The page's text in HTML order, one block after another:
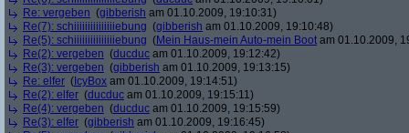
Re: vergeben (gibberish am 01.10.2009, 19:10:31)
Re(7): schiiiiiiiiiiiiiiiebung (gibberish am 01.10.2009, 19:10:48)
Re(5): schiiiiiiiiiiiiiiiebung (Mein Haus-mein Auto-mein Boot am 01.10.2009,
Re(2): vergeben (ducduc am 01.10.2009, 19:12:42)
Re(3): vergeben (gibberish am 01.10.2009, 19:13:15)
Re: elfer ( IcyBox am 01.10.2009, 19:14:51)
Re(2): elfer (ducduc am 01.10.2009, 19:15:11)
Re(4): vergeben (ducduc am 01.10.2009, 19:15:59)
Re(3): elfer (gibberish am 01.10.2009, 19:16:45)